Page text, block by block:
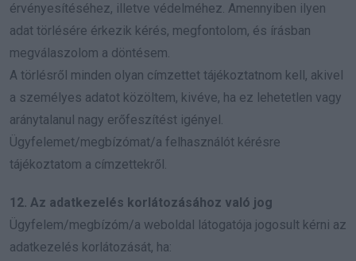
érvényesítéséhez, illetve védelméhez. Amennyiben ilyen
adat törlésére érkezik kérés, megfontolom, és írásban
megválaszolom a döntésem.
A törlésről minden olyan címzettet tájékoztatnom kell, akivel
a személyes adatot közöltem, kivéve, ha ez lehetetlen vagy
aránytalanul nagy erőfeszítést igényel.
Ügyfelemet/megbízómat/a felhasználót kérésre
tájékoztatom a címzettekről.
12. Az adatkezelés korlátozásához való jog
Ügyfelem/megbízóm/a weboldal látogatója jogosult kérni az
adatkezelés korlátozását, ha: